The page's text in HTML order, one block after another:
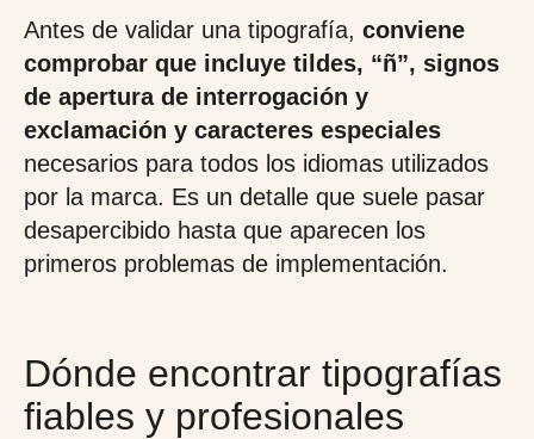
Antes de validar una tipografía, conviene
comprobar que incluye tildes, “ñ”, signos
de apertura de interrogación y
exclamación y caracteres especiales
necesarios para todos los idiomas utilizados
por la marca. Es un detalle que suele pasar
desapercibido hasta que aparecen los
primeros problemas de implementación.
Dónde encontrar tipografías
fiables y profesionales